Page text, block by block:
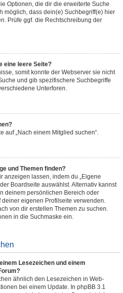
Optionen, die dir die erweiterte Suche
möglich, dass dein(e) Suchbegriff(e) hier
Prüfe ggf. die Rechtschreibung der
eine leere Seite?
somit konnte der Webserver sie nicht
und gib spezifischere Suchbegriffe
Unterforen.
auf „Nach einem Mitglied suchen“.
und Themen finden?
anzeigen lassen, indem du „Eigene
Boardseite auswählst. Alternativ kannst
deinem persönlichen Bereich oder
deiner eigenen Profilseite verwenden.
von dir erstellen Themen zu suchen.
in die Suchmaske ein.
Lesezeichen und einem
ähnlich den Lesezeichen in Web-
bei einem Update. In phpBB 3.1